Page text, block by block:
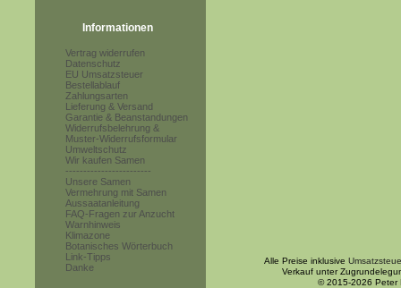
Informationen
Vertrag widerrufen
Datenschutz
EU Umsatzsteuer
Bestellablauf
Zahlungsarten
Lieferung & Versand
Garantie & Beanstandungen
Widerrufsbelehrung &
Muster-Widerrufsformular
Umweltschutz
Wir kaufen Samen
------------------------
Unsere Samen
Vermehrung mit Samen
Aussaatanleitung
FAQ-Fragen zur Anzucht
Warnhinweis
Klimazone
Botanisches Wörterbuch
Link-Tipps
Danke
Alle Preise inklusive
Verkauf unter
© 2015-2026 Peter